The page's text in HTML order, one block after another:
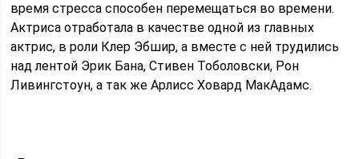
время стресса способен перемещаться во времени.
Актриса отработала в качестве одной из главных
актрис, в роли Клер Эбшир, а вместе с ней трудились
над лентой Эрик Бана, Стивен Тоболовски, Рон
Ливингстоун, а так же Арлисс Ховард МакАдамс.